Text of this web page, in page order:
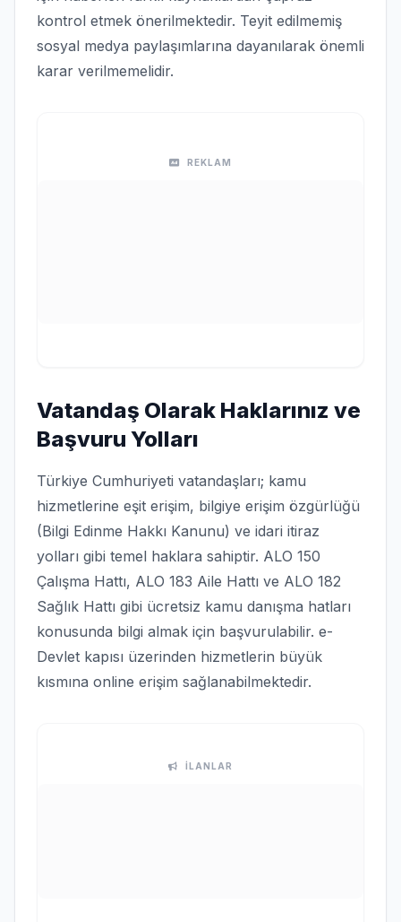
kontrol etmek önerilmektedir. Teyit edilmemiş
sosyal medya paylaşımlarına dayanılarak önemli
karar verilmemelidir.
REKLAM
Vatandaş Olarak Haklarınız ve
Başvuru Yolları
Türkiye Cumhuriyeti vatandaşları; kamu
hizmetlerine eşit erişim, bilgiye erişim özgürlüğü
(Bilgi Edinme Hakkı Kanunu) ve idari itiraz
yolları gibi temel haklara sahiptir. ALO 150
Çalışma Hattı, ALO 183 Aile Hattı ve ALO 182
Sağlık Hattı gibi ücretsiz kamu danışma hatları
konusunda bilgi almak için başvurulabilir. e-
Devlet kapısı üzerinden hizmetlerin büyük
kısmına online erişim sağlanabilmektedir.
İLANLAR